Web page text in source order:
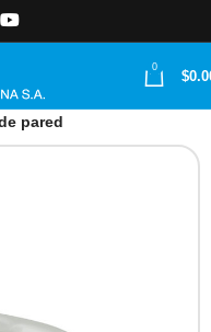
0
$
pared